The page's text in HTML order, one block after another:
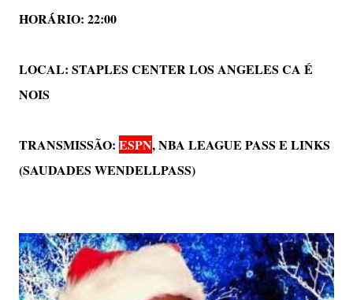
HORÁRIO: 22:00
LOCAL: STAPLES CENTER LOS ANGELES CA É
NOIS
TRANSMISSÃO: ESPN,NBA LEAGUE PASS E LINKS
(SAUDADES WENDELLPASS)